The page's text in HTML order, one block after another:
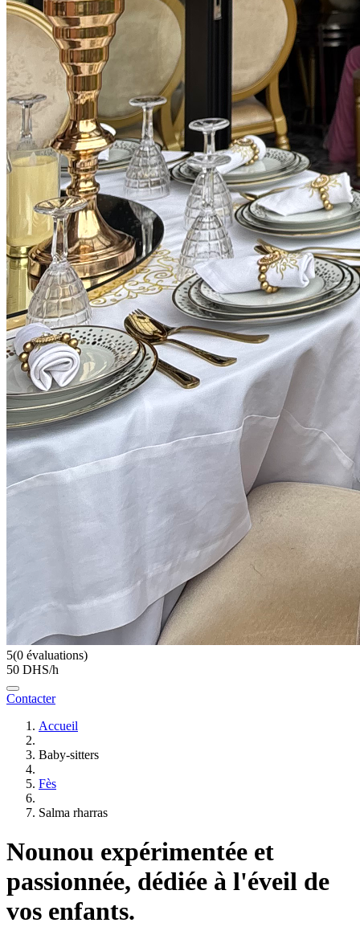
5(0 évaluations)
50 DHS/h
Contacter
Accueil
Baby-sitters
Fès
Salma rharras
Nounou expérimentée et
passionnée, dédiée à l'éveil de
vos enfants.